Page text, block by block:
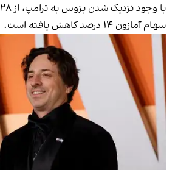
سهام آمازون ۱۴ درصد کاهش یافته است.